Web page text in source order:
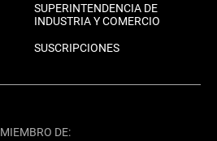
SUPERINTENDENCIA DE
INDUSTRIA Y COMERCIO
SUSCRIPCIONES
MIEMBRO DE: